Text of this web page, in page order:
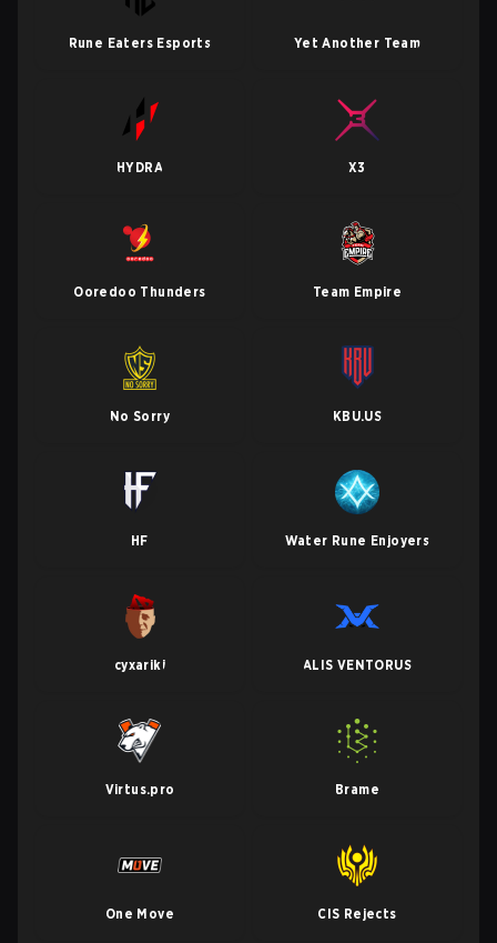
Rune Eaters Esports Yet Another Team
HYDRA X3
Ooredoo Thunders Team Empire
No Sorry KBU.US
HF Water Rune Enjoyers
cyxariki ALIS VENTORUS
Virtus.pro Brame
One Move CIS Rejects